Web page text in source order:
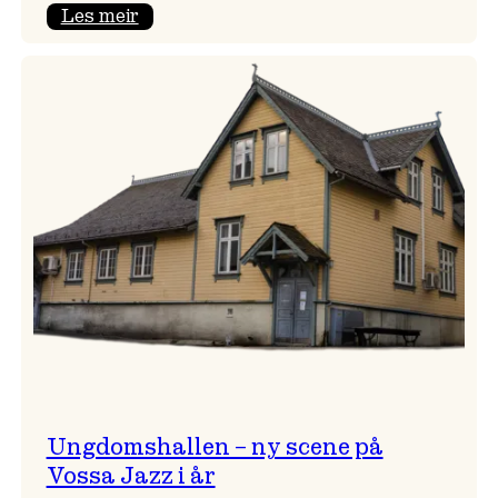
Les meir:
opningskonsert!
Ungdomshallen – ny scene på
Vossa Jazz i år